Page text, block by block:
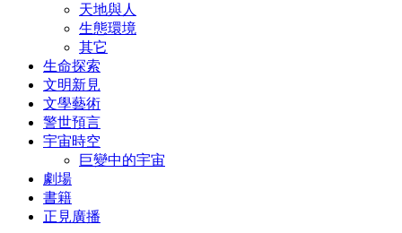
天地與人
生態環境
其它
生命探索
文明新見
文學藝術
警世預言
宇宙時空
巨變中的宇宙
劇場
書籍
正見廣播